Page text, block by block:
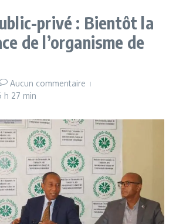
privé : Bientôt la
de l’organisme de
Aucun commentaire
h 27 min